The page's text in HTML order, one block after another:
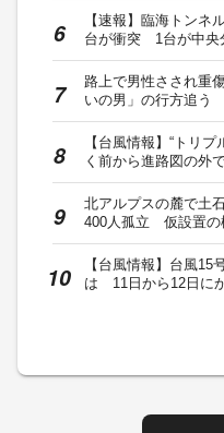
【速報】臨海トンネ
台が衝突 1台が中央
路上で男性さされ重
いの男」の行方追
【台風情報】“トリ
く前から進路図の外
北アルプスの麓で土
400人孤立 仮設置
【台風情報】台風15
は 11日から12日に